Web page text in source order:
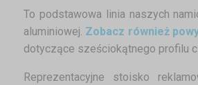
To podstawowa linia naszych
aluminiowej. Zobacz również
dotyczące sześciokątnego profilu
Reprezentacyjne stoisko